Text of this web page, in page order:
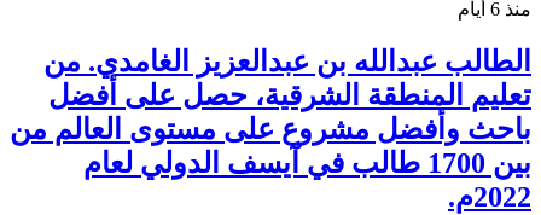
منذ 6 أيام
الطالب عبدالله بن عبدالعزيز الغامدي. من
تعليم المنطقة الشرقية، حصل على أفضل
باحث وأفضل مشروع على مستوى العالم من
بين 1700 طالب في آيسف الدولي لعام
2022م.